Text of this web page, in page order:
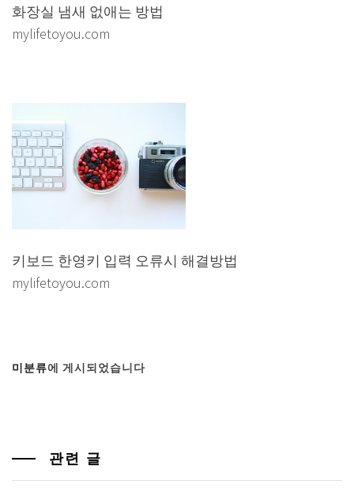
화장실 냄새 없애는 방법
mylifetoyou.com
키보드 한영키 입력 오류시 해결방법
mylifetoyou.com
미분류에 게시되었습니다
관련 글